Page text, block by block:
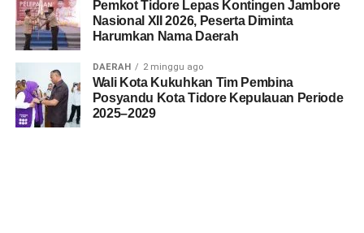
Pemkot Tidore Lepas Kontingen Jambore
Nasional XII 2026, Peserta Diminta
Harumkan Nama Daerah
DAERAH 2 minggu ago
Wali Kota Kukuhkan Tim Pembina
Posyandu Kota Tidore Kepulauan Periode
2025–2029